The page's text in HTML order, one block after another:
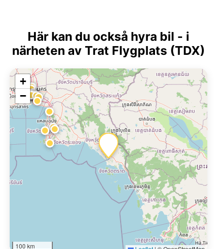
Här kan du också hyra bil - i
närheten av Trat Flygplats (TDX)
+
−
100 km